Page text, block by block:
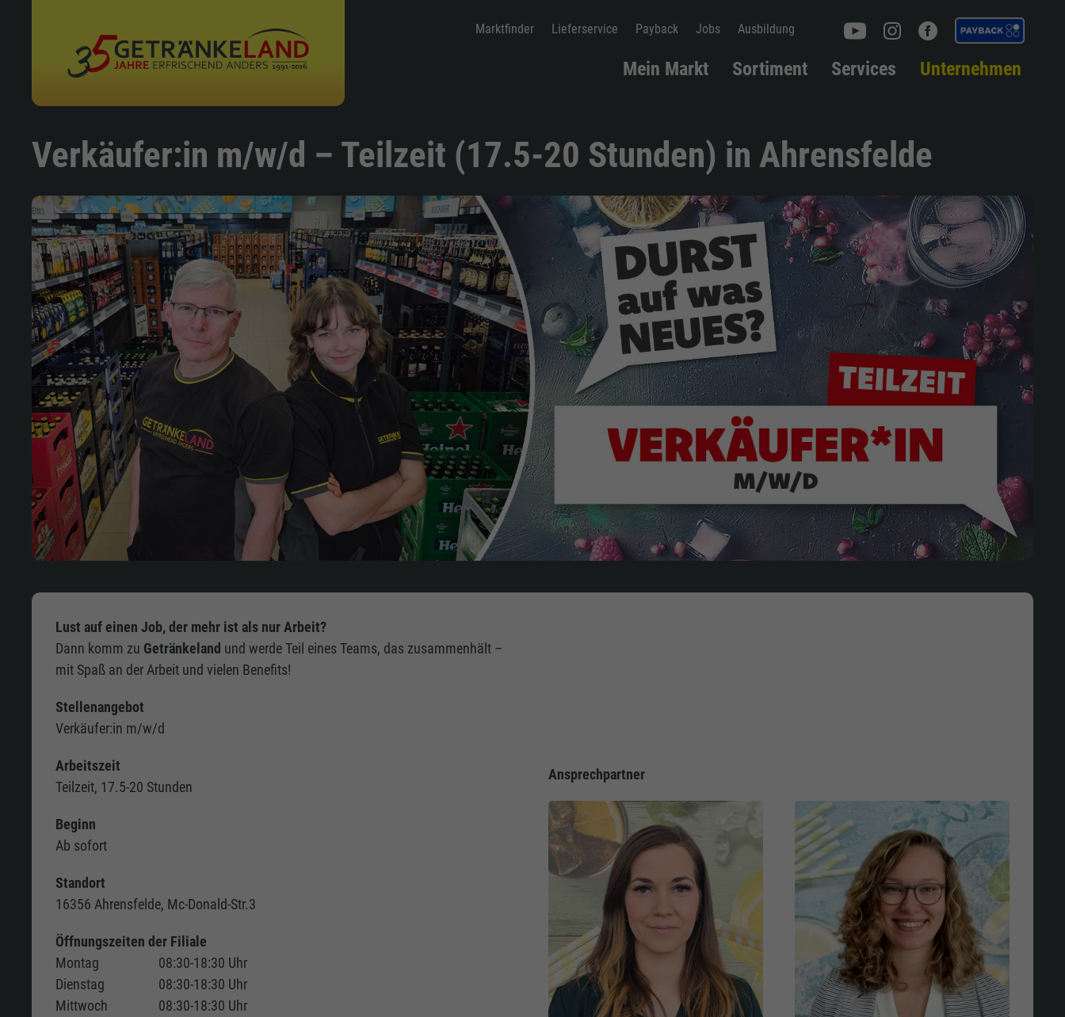
Marktfinder Lieferservice Payback Jobs Ausbildung
Mein Markt Sortiment Services Unternehmen
Verkäufer:in m/w/d – Teilzeit (17.5-20 Stunden) in Ahrensfelde
Lust auf einen Job, der mehr ist als nur Arbeit?
Dann komm zu Getränkeland und werde Teil eines Teams, das zusammenhält –
mit Spaß an der Arbeit und vielen Benefits!
Stellenangebot
Verkäufer:in m/w/d
Arbeitszeit
Teilzeit, 17.5-20 Stunden
Beginn
Ab sofort
Standort
16356 Ahrensfelde, Mc-Donald-Str.3
Öffnungszeiten der Filiale
Montag
08:30-18:30 Uhr
Dienstag
08:30-18:30 Uhr
Mittwoch
08:30-18:30 Uhr
Ansprechpartner